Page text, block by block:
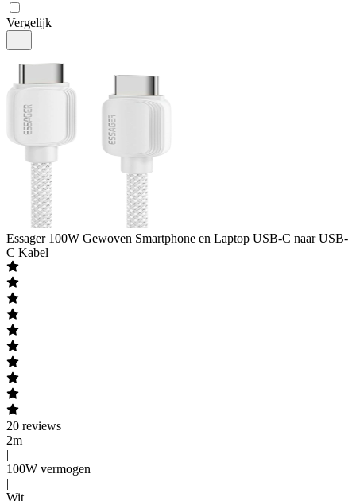
Vergelijk
Essager 100W Gewoven Smartphone en Laptop USB-C naar USB-
C Kabel
20 reviews
2m
|
100W vermogen
|
Wit